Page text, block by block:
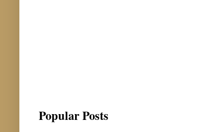
Popular Posts